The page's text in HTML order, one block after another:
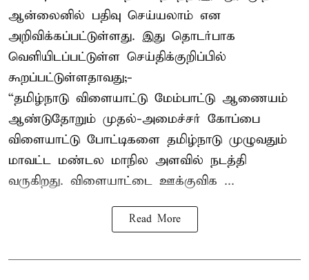
ஆன்லைனில் பதிவு செய்யலாம் என
அறிவிக்கப்பட்டுள்ளது. இது தொடர்பாக
வெளியிடப்பட்டுள்ள செய்திக்குறிப்பில்
கூறப்பட்டுள்ளதாவது;-
“தமிழ்நாடு விளையாட்டு மேம்பாட்டு ஆணையம்
ஆண்டுதோறும் முதல்-அமைச்சர் கோப்பை
விளையாட்டு போட்டிகளை தமிழ்நாடு முழுவதும்
மாவட்ட மண்டல மாநில அளவில் நடத்தி
வருகிறது. விளையாட்டை ஊக்குவிக ...
Read More